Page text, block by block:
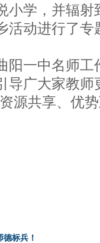
小学，并辐射
活动进行了专
阳一中名师工
导广大家教师
源共享、优
标兵！